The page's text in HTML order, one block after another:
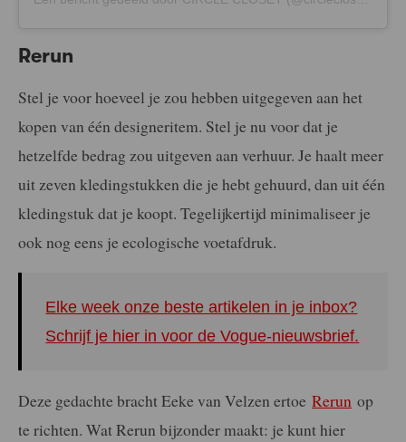
Rerun
Stel je voor hoeveel je zou hebben uitgegeven aan het
kopen van één designeritem. Stel je nu voor dat je
hetzelfde bedrag zou uitgeven aan verhuur. Je haalt meer
uit zeven kledingstukken die je hebt gehuurd, dan uit één
kledingstuk dat je koopt. Tegelijkertijd minimaliseer je
ook nog eens je ecologische voetafdruk.
Elke week onze beste artikelen in je inbox?
Schrijf je hier in voor de Vogue-nieuwsbrief.
Deze gedachte bracht Eeke van Velzen ertoe Rerun op
te richten. Wat Rerun bijzonder maakt: je kunt hier